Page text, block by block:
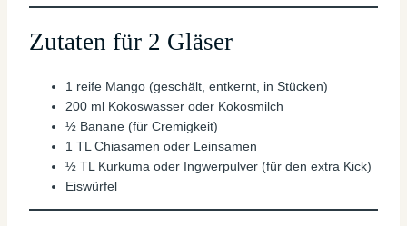
Zutaten für 2 Gläser
1 reife Mango (geschält, entkernt, in Stücken)
200 ml Kokoswasser oder Kokosmilch
½ Banane (für Cremigkeit)
1 TL Chiasamen oder Leinsamen
½ TL Kurkuma oder Ingwerpulver (für den extra Kick)
Eiswürfel